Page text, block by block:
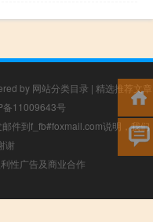
by 网站分类目录 | 精选推荐文章
备11009643号
件到f_fb#foxmail.com说明，我们
谢
性广告及商业合作